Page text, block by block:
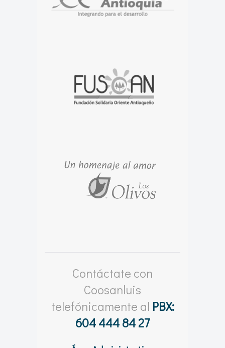
Contáctate con
Coosanluis
telefónicamente al PBX:
604 444 84 27